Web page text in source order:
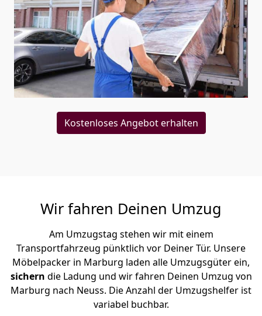
Kostenloses Angebot erhalten
Wir fahren Deinen Umzug
Am Umzugstag stehen wir mit einem
Transportfahrzeug pünktlich vor Deiner Tür. Unsere
Möbelpacker in Marburg laden alle Umzugsgüter ein,
sichern die Ladung und wir fahren Deinen Umzug von
Marburg nach Neuss. Die Anzahl der Umzugshelfer ist
variabel buchbar.